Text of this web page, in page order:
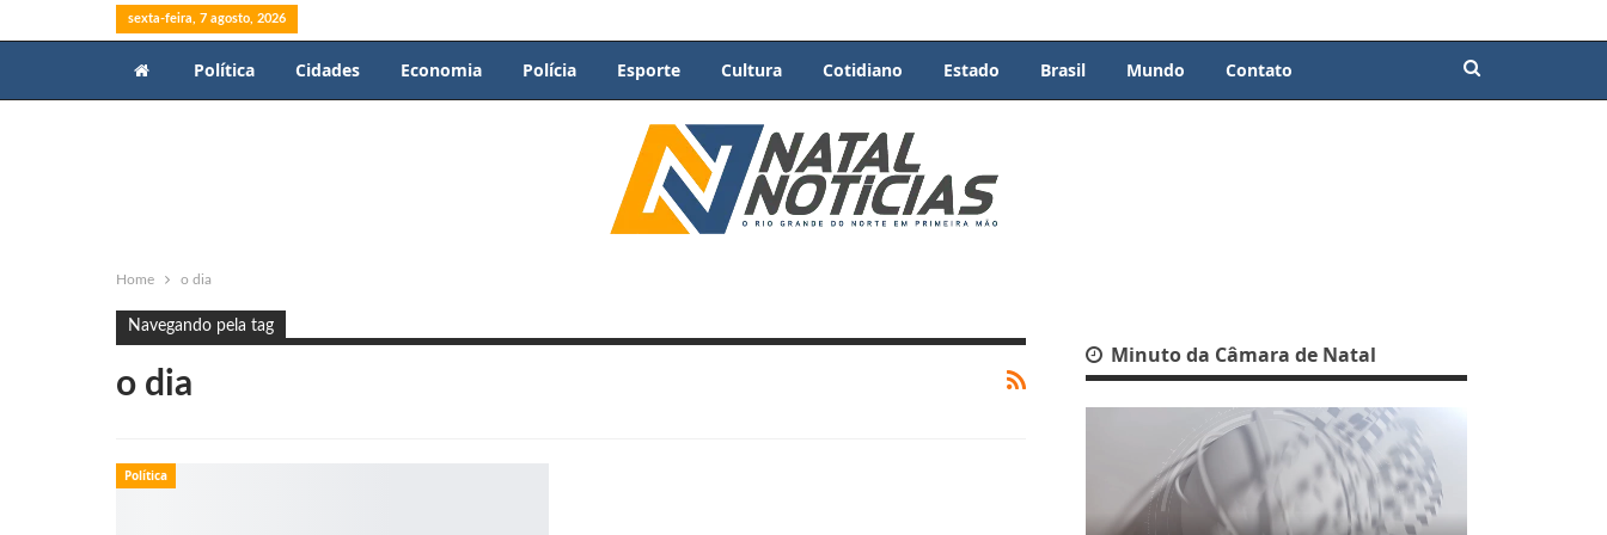
sexta-feira, 7 agosto, 2026
Política Cidades Economia Polícia Esporte Cultura Cotidiano Estado Brasil Mundo Contato
Home o dia
Navegando pela tag
o dia
Política
Minuto da Câmara de Natal